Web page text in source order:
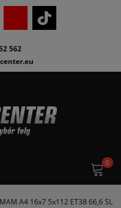
562
0
MAM A4 16x7 5x112 ET38 66,6 SL